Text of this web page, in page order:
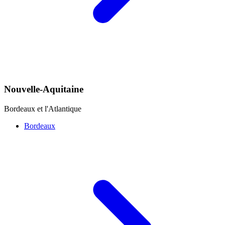
Nouvelle-Aquitaine
Bordeaux et l'Atlantique
Bordeaux